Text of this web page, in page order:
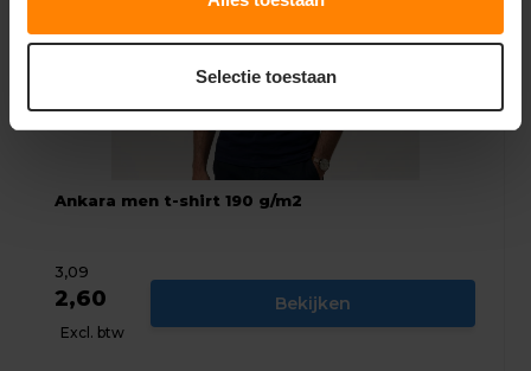
Selectie toestaan
Ankara men t-shirt 190 g/m2
3,09
2,60
Excl. btw
Bekijken